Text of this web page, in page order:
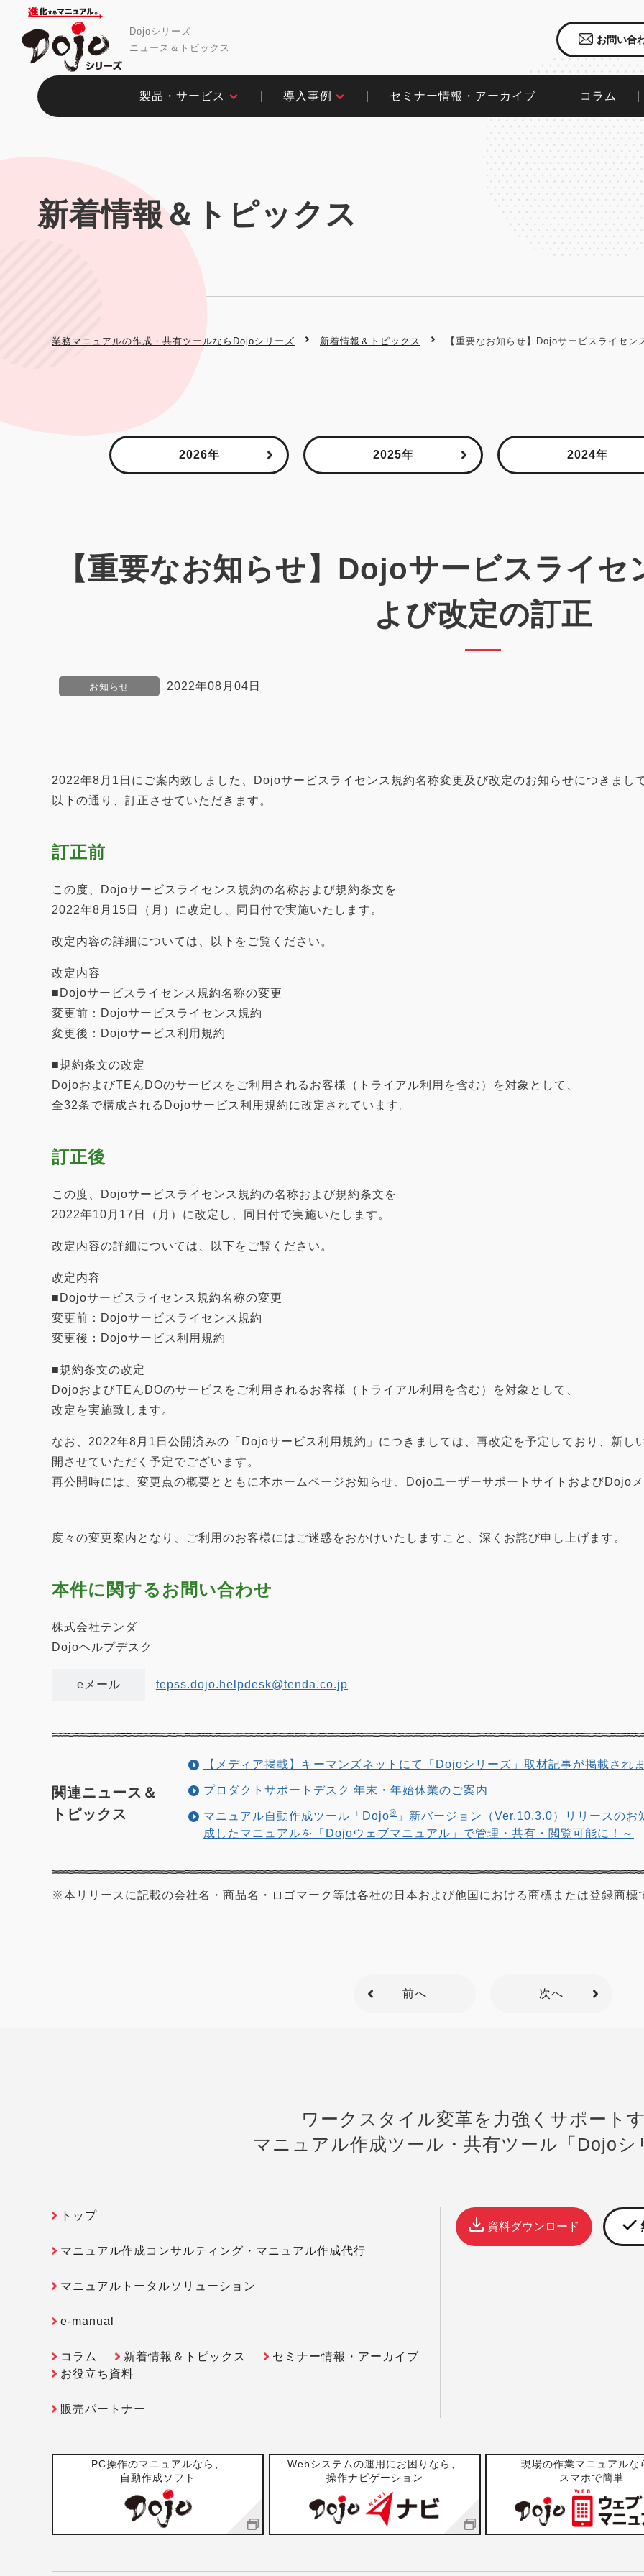
Dojoシリーズ
ニュース＆トピックス
お問い合
製品・サービス​ 導入事例​ セミナー情報・アーカイブ コラム​
新着情報＆トピックス
業務マニュアルの作成・共有ツールならDojoシリーズ 新着情報＆トピックス 【重要なお知らせ】Dojoサービスライセ
2026年 2025年 2024年
【重要なお知らせ】Dojoサービスライセ
よび改定の訂正
お知らせ 2022年08月04日
2022年8月1日にご案内致しました、Dojoサービスライセンス規約名称変更及び改定のお知らせにつきまして
以下の通り、訂正させていただきます。
訂正前
この度、Dojoサービスライセンス規約の名称および規約条文を
2022年8月15日（月）に改定し、同日付で実施いたします。
改定内容の詳細については、以下をご覧ください。
改定内容
■Dojoサービスライセンス規約名称の変更
変更前：Dojoサービスライセンス規約
変更後：Dojoサービス利用規約
■規約条文の改定
DojoおよびTEんDOのサービスをご利用されるお客様（トライアル利用を含む）を対象として、
全32条で構成されるDojoサービス利用規約に改定されています。
訂正後
この度、Dojoサービスライセンス規約の名称および規約条文を
2022年10月17日（月）に改定し、同日付で実施いたします。
改定内容の詳細については、以下をご覧ください。
改定内容
■Dojoサービスライセンス規約名称の変更
変更前：Dojoサービスライセンス規約
変更後：Dojoサービス利用規約
■規約条文の改定
DojoおよびTEんDOのサービスをご利用されるお客様（トライアル利用を含む）を対象として、
改定を実施致します。
なお、2022年8月1日公開済みの「Dojoサービス利用規約」につきましては、再改定を予定しており、新
開させていただく予定でございます。
再公開時には、変更点の概要とともに本ホームページお知らせ、DojoユーザーサポートサイトおよびDojo
度々の変更案内となり、ご利用のお客様にはご迷惑をおかけいたしますこと、深くお詫び申し上げます。
本件に関するお問い合わせ
株式会社テンダ
Dojoヘルプデスク
eメール tepss.dojo.helpdesk@tenda.co.jp
関連ニュース＆
トピックス
【メディア掲載】キーマンズネットにて「Dojoシリーズ」取材記事が掲載され
プロダクトサポートデスク 年末・年始休業のご案内
マニュアル自動作成ツール「Dojo® 」新バージョン（Ver.10.3.0）リリースの
成したマニュアルを「Dojoウェブマニュアル」で管理・共有・閲覧可能に！～
※本リリースに記載の会社名・商品名・ロゴマーク等は各社の日本および他国における商標または登録商標
前へ 次へ
ワークスタイル変革を力強くサポート
マニュアル作成ツール・共有ツール 「Dojoシ
トップ
マニュアル作成コンサルティング・マニュアル作成代行
マニュアルトータルソリューション
e-manual
コラム 新着情報＆トピックス
セミナー情報・アーカイブ
お役立ち資料
販売パートナー
資料ダウンロード
PC操作のマニュアルなら、
自動作成ソフト
Webシステムの運用にお困りなら、
操作ナビゲーション
現場の作業マニュアルな
スマホで簡単